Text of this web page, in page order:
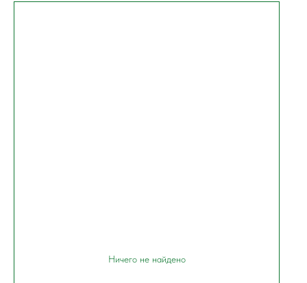
Ничего не найдено